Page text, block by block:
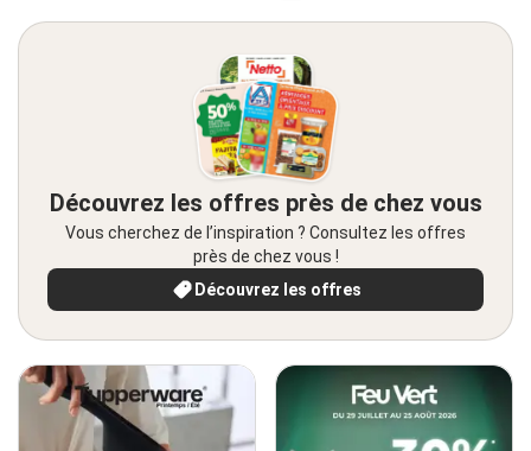
Découvrez les offres près de chez vous
Vous cherchez de l’inspiration ? Consultez les offres
près de chez vous !
Découvrez les offres